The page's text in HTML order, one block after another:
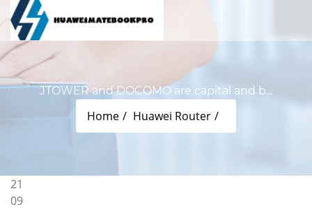
JTOWER and DOCOMO are capital and b...
Home Huawei Router
21
09